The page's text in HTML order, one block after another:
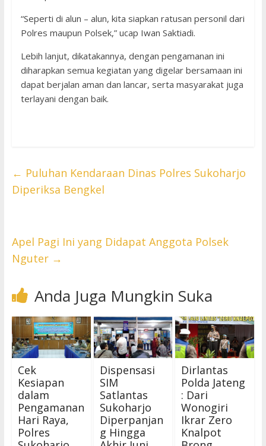
“Seperti di alun – alun, kita siapkan ratusan personil dari
Polres maupun Polsek,” ucap Iwan Saktiadi.
Lebih lanjut, dikatakannya, dengan pengamanan ini
diharapkan semua kegiatan yang digelar bersamaan ini
dapat berjalan aman dan lancar, serta masyarakat juga
terlayani dengan baik.
← Puluhan Kendaraan Dinas Polres Sukoharjo
Diperiksa Bengkel
Apel Pagi Ini yang Didapat Anggota Polsek
Nguter →
Anda Juga Mungkin Suka
Cek
Kesiapan
dalam
Pengamanan
Hari Raya,
Polres
Dispensasi
SIM
Satlantas
Sukoharjo
Diperpanjan
g Hingga
Dirlantas
Polda Jateng
: Dari
Wonogiri
Ikrar Zero
Knalpot